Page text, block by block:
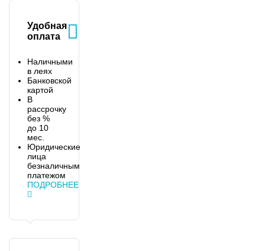
Удобная
оплата
Наличными
в леях
Банковской
картой
В
рассрочку
без %
до 10
мес.
Юридические
лица
безналичным
платежом
ПОДРОБНЕЕ